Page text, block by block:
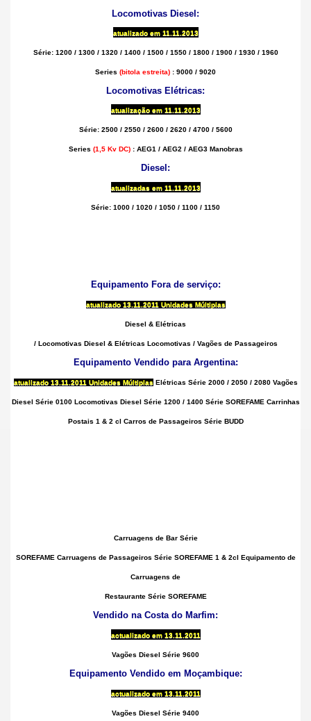
Locomotivas Diesel:
atualizado em11.11.2013
Série: 1200 / 1300 / 1320 / 1400 / 1500 / 1550 / 1800 / 1900 / 1930 / 1960
Series (bitola estreita) : 9000 / 9020
Locomotivas Elétricas:
atualização em11.11.2013
Série: 2500 / 2550 / 2600 / 2620 / 4700 / 5600
Series (1,5 Kv DC): AEG1 / AEG2 / AEG3 Manobras
Diesel:
atualizadas em11.11.2013
Série: 1000 / 1020 / 1050 / 1100 / 1150
Equipamento Fora de serviço:
atualizado13.11.2011 Unidades Múltiplas
Diesel & Elétricas
/ Locomotivas Diesel & Elétricas Locomotivas / Vagões de Passageiros
Equipamento Vendido para Argentina:
atualizado13.11.2011 Unidades Múltiplas Elétricas Série 2000 / 2050 / 2080 Vagões
Diesel Série 0100 Locomotivas Diesel Série 1200 / 1400 Série SOREFAME Carrinhas
Postais 1 & 2 cl Carros de Passageiros Série BUDD
Carruagens de Bar Série
SOREFAME Carruagens de Passageiros Série SOREFAME 1 & 2cl Equipamento de
Carruagens de
Restaurante Série SOREFAME
Vendido na Costa do Marfim:
actualizado em13.11.2011
Vagões Diesel Série 9600
Equipamento Vendido em Moçambique:
actualizado em13.11.2011
Vagões Diesel Série 9400